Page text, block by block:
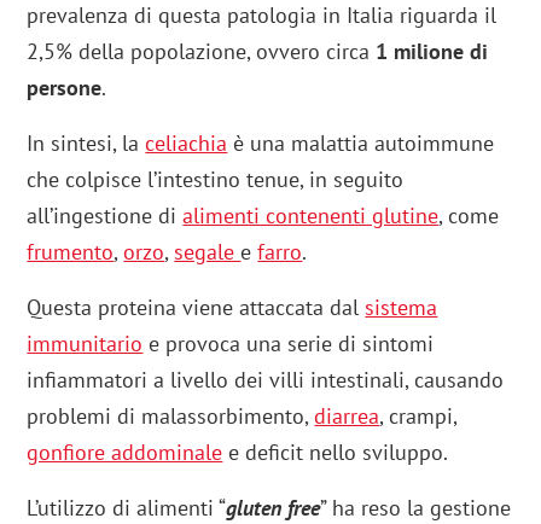
prevalenza di questa patologia in Italia riguarda il
2,5% della popolazione, ovvero circa 1 milione di
persone.
In sintesi, la celiachia è una malattia autoimmune
che colpisce l’intestino tenue, in seguito
all’ingestione dialimenti contenenti glutine, come
frumento,orzo, segale efarro.
Questa proteina viene attaccata dal sistema
immunitario e provoca una serie di sintomi
infiammatori a livello dei villi intestinali, causando
problemi di malassorbimento,diarrea, crampi,
gonfiore addominale e deficit nello sviluppo.
L’utilizzo di alimenti “gluten free” ha reso la gestione